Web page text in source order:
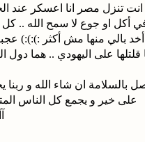
انت تنزل مصر انا اعسكر عند
أكل او جوع لا سمح الله .. كل
أخد بالي منها مش أكثر :):):)
قلتلها على اليهودي .. هما دول
بالسلامة ان شاء الله و ربنا
على خير و يجمع كل الناس